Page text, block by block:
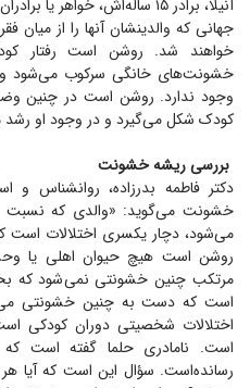
آنیلا، برادر ۱۵ ساله‌اش،
جهانی که والدینشان آنها را از میان
خواهند شد. روشن است رفتار
خشونت‌های خانگی سرکوب می‌شود و
وجود ندارد. روشن است در چنین
کودک شکل می‌گیرد و در وجود او رشد
بررسی ریشه خشونت
دکتر فاطمه بدرزاده، روانشناس و
خشونت می‌گوید: «والدی که
می‌شود، دچار یکسری اختلالات است
روشن است هیچ حیوان اهلی یا
مرتکب چنین خشونتی نمی‌شود که
است که دست به چنین خشونتی
اختلالات شخصیتی دوران کودکی
است. نامادری حلما گفته است
رسانده‌است. سؤال این است که آیا